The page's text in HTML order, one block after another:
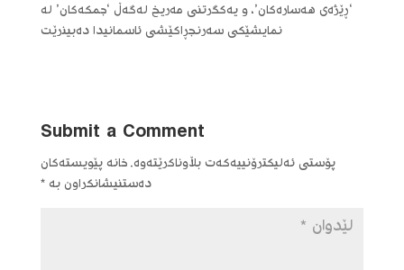
‘ڕێژەی هەسارەکان’، و یەکگرتنی مەریخ لەگەڵ ‘جمکەکان’ لە
نمایشێکی سەرنجڕاکێشی ئاسمانیدا دەبینرێت
Submit a Comment
پۆستی ئەلیکترۆنییەکەت بڵاوناکرێتەوە. خانە پێویستەکان
دەستنیشانکراون بە*